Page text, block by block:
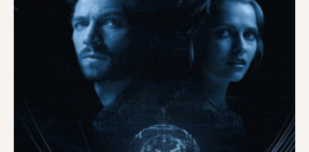
ПУБЛІКАЦІЇ